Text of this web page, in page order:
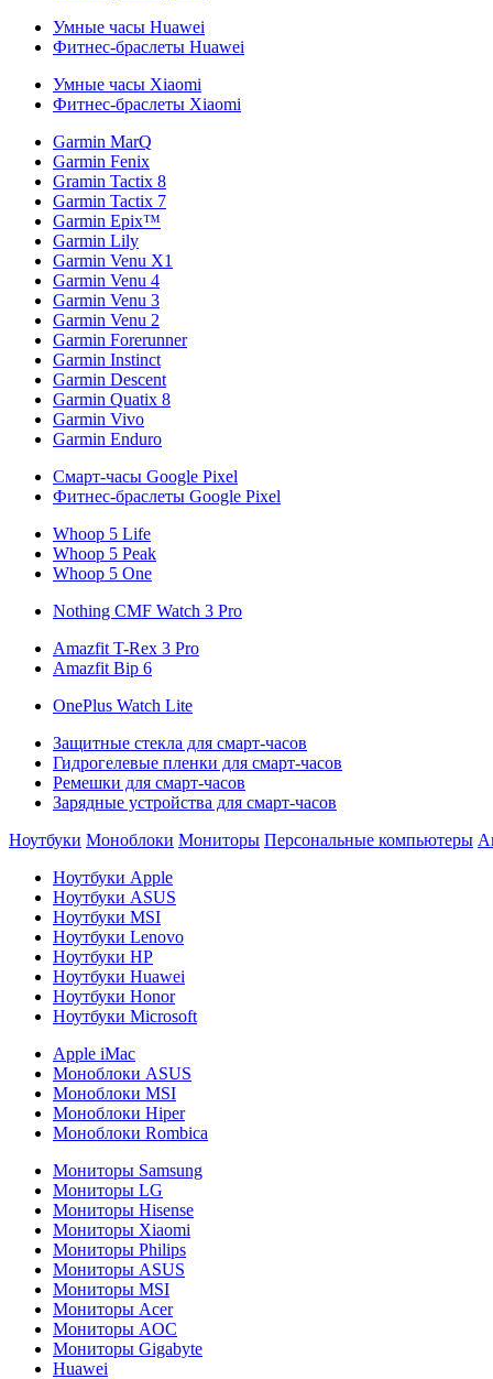
Умные часы Huawei
Фитнес-браслеты Huawei
Умные часы Xiaomi
Фитнес-браслеты Xiaomi
Garmin MarQ
Garmin Fenix
Gramin Tactix 8
Garmin Tactix 7
Garmin Epix™
Garmin Lily
Garmin Venu X1
Garmin Venu 4
Garmin Venu 3
Garmin Venu 2
Garmin Forerunner
Garmin Instinct
Garmin Descent
Garmin Quatix 8
Garmin Vivo
Garmin Enduro
Смарт-часы Google Pixel
Фитнес-браслеты Google Pixel
Whoop 5 Life
Whoop 5 Peak
Whoop 5 One
Nothing CMF Watch 3 Pro
Amazfit T-Rex 3 Pro
Amazfit Bip 6
OnePlus Watch Lite
Защитные стекла для смарт-часов
Гидрогелевые пленки для смарт-часов
Ремешки для смарт-часов
Зарядные устройства для смарт-часов
Ноутбуки Моноблоки Мониторы Персональные компьютеры
Ноутбуки Apple
Ноутбуки ASUS
Ноутбуки MSI
Ноутбуки Lenovo
Ноутбуки HP
Ноутбуки Huawei
Ноутбуки Honor
Ноутбуки Microsoft
Apple iMac
Моноблоки ASUS
Моноблоки MSI
Моноблоки Hiper
Моноблоки Rombica
Мониторы Samsung
Мониторы LG
Мониторы Hisense
Мониторы Xiaomi
Мониторы Philips
Мониторы ASUS
Мониторы MSI
Мониторы Acer
Мониторы AOC
Мониторы Gigabyte
Huawei